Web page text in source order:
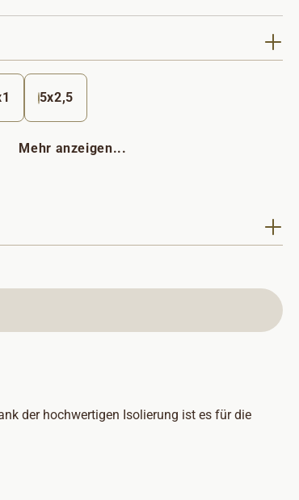
5x2,5
Mehr anzeigen...
der hochwertigen Isolierung ist es für die